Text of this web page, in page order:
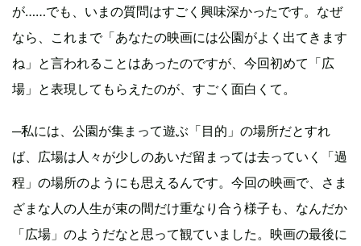
が……でも、いまの質問はすごく興味深かったです。なぜ
なら、これまで「あなたの映画には公園がよく出てきます
ね」と言われることはあったのですが、今回初めて「広
場」と表現してもらえたのが、すごく面白くて。
─私には、公園が集まって遊ぶ「目的」の場所だとすれ
ば、広場は人々が少しのあいだ留まっては去っていく「過
程」の場所のようにも思えるんです。今回の映画で、さま
ざまな人の人生が束の間だけ重なり合う様子も、なんだか
「広場」のようだなと思って観ていました。映画の最後に